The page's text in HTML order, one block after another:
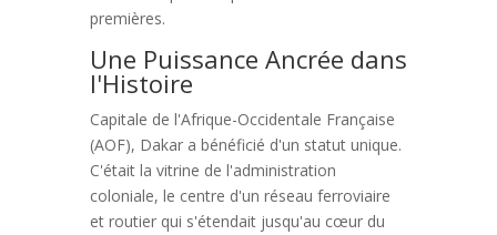
premières.
Une Puissance Ancrée dans
l'Histoire
Capitale de l'Afrique-Occidentale Française
(AOF), Dakar a bénéficié d'un statut unique.
C'était la vitrine de l'administration
coloniale, le centre d'un réseau ferroviaire
et routier qui s'étendait jusqu'au cœur du